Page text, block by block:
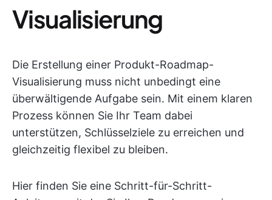
Visualisierung
Die Erstellung einer Produkt-Roadmap-
Visualisierung muss nicht unbedingt eine
überwältigende Aufgabe sein. Mit einem klaren
Prozess können Sie Ihr Team dabei
unterstützen, Schlüsselziele zu erreichen und
gleichzeitig flexibel zu bleiben.
Hier finden Sie eine Schritt-für-Schritt-